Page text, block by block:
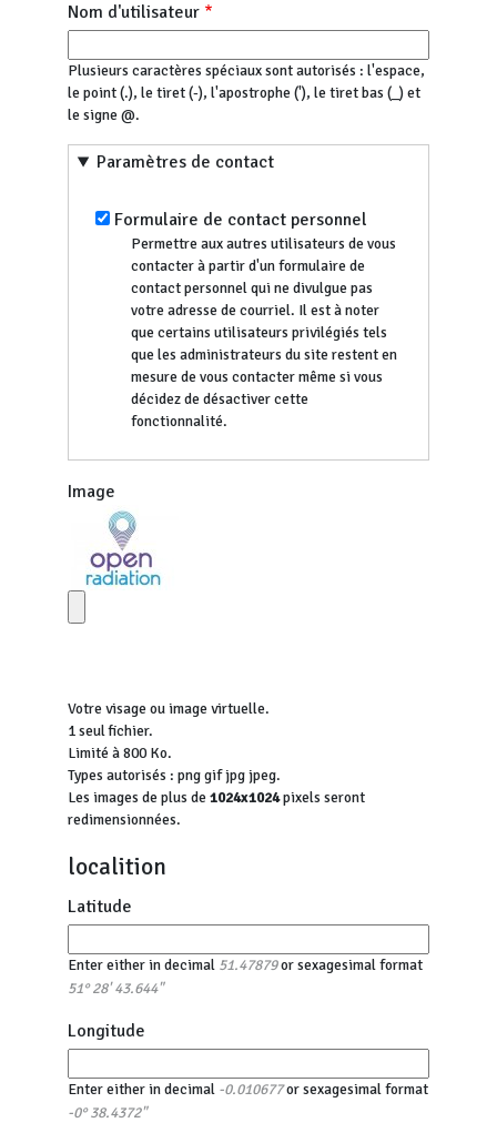
Nom d'utilisateur
Plusieurs caractères spéciaux sont autorisés : l'espace,
le point (.), le tiret (-), l'apostrophe ('), le tiret bas (_) et
le signe @.
Paramètres de contact
Formulaire de contact personnel
Permettre aux autres utilisateurs de vous
contacter à partir d'un formulaire de
contact personnel qui ne divulgue pas
votre adresse de courriel. Il est à noter
que certains utilisateurs privilégiés tels
que les administrateurs du site restent en
mesure de vous contacter même si vous
décidez de désactiver cette
fonctionnalité.
Image
Votre visage ou image virtuelle.
1 seul fichier.
Limité à 800 Ko.
Types autorisés : png gif jpg jpeg.
Les images de plus de 1024x1024pixels seront
redimensionnées.
localition
Latitude
Enter either in decimal 51.47879or sexagesimal format
51° 28' 43.644"
Longitude
Enter either in decimal -0.010677or sexagesimal format
-0° 38.4372"